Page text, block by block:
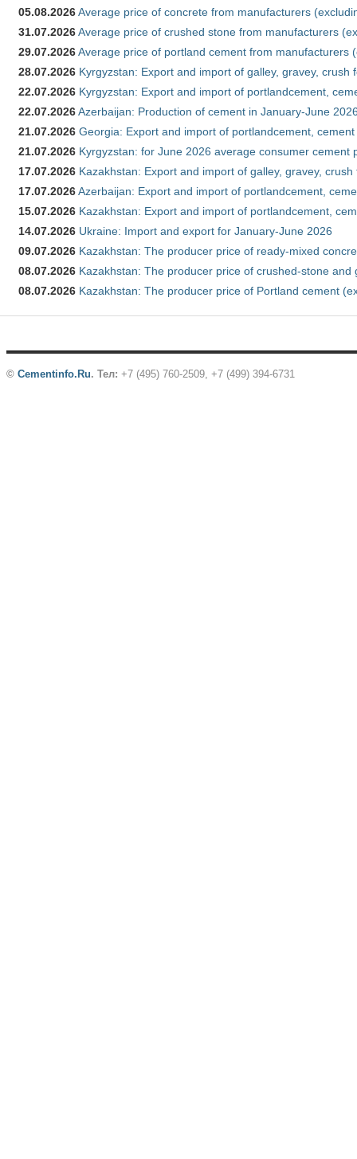
05.08.2026Average price of concrete from manufacturers
31.07.2026Average price of crushed stone from manufacturers
29.07.2026Average price of portland cement from manufacturers
28.07.2026 Kyrgyzstan: Export and import of galley, gravey,
22.07.2026 Kyrgyzstan: Export and import of portlandcement,
22.07.2026Azerbaijan: Production of cement in January-June
21.07.2026 Georgia: Export and import of portlandcement,
21.07.2026 Kyrgyzstan: for June 2026 average consumer cement
17.07.2026 Kazakhstan: Export and import of galley, gravey,
17.07.2026Azerbaijan: Export and import of portlandcement,
15.07.2026 Kazakhstan: Export and import of portlandcement,
14.07.2026 Ukraine: Import and export for January-June 2026
09.07.2026 Kazakhstan: The producer price of ready-mixed
08.07.2026 Kazakhstan: The producer price of crushed-stone and
08.07.2026 Kazakhstan: The producer price of Portland cement
© Cementinfo.Ru. Тел: +7 (495) 760-2509, +7 (499) 394-6731